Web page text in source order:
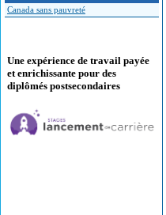
Canada sans pauvreté
Une expérience de travail payée
et enrichissante pour des
diplômés postsecondaires